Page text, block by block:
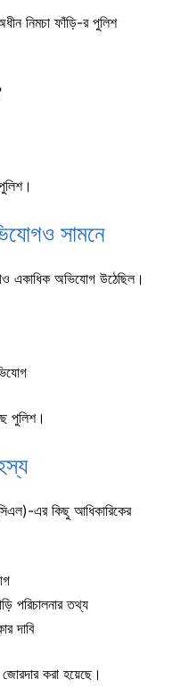
নিমচা ফাঁড়ি-র পুলিশ
সামনে
একাধিক অভিযোগ উঠেছিল।
পুলিশ।
এর কিছু আধিকারিকের
পরিচালনার তথ্য
দাবি
করা হয়েছে।